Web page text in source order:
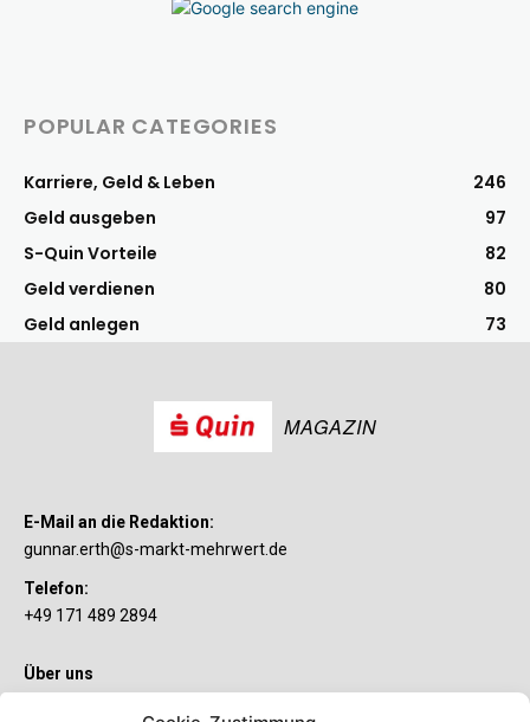
POPULAR CATEGORIES
Karriere, Geld & Leben
246
Geld ausgeben
97
S-Quin Vorteile
82
Geld verdienen
80
Geld anlegen
73
MAGAZIN
E-Mail an die Redaktion:
gunnar.erth@s-markt-mehrwert.de
Telefon:
+49 171 489 2894
Über uns